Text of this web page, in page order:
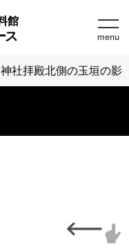
館
ス menu
社拝殿北側の玉垣の影